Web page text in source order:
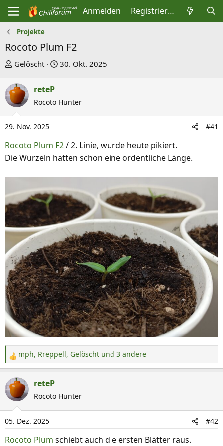
Anmelden Registrieren
Projekte
Rocoto Plum F2
E
s
t
e
l
e
r
Gelöscht
E
t
l
t
a
30. Okt. 2025
reteP
Rocoto Hunter
29. Nov. 2025 #41
Rocoto Plum F2/ 2. Linie, wurde heute pikiert.
Die Wurzeln hatten schon eine ordentliche Länge.
R
e
a
k
t
i
o
n
mph, Rreppell, Gelöscht und 3 andere
reteP
Rocoto Hunter
05. Dez. 2025 #42
Rocoto Plum schiebt auch die ersten Blätter raus.